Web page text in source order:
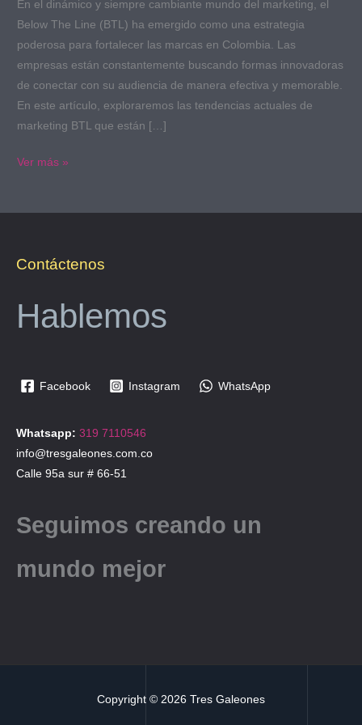
En el dinámico y siempre cambiante mundo del marketing, el
Below The Line (BTL) ha emergido como una estrategia
poderosa para fortalecer las marcas en Colombia. Las
empresas están constantemente buscando formas innovadoras
de conectar con su audiencia de manera efectiva y memorable.
En este artículo, exploraremos las tendencias actuales de
marketing BTL que están […]
Ver más »
Contáctenos
Hablemos
Facebook Instagram WhatsApp
Whatsapp: 319 7110546
info@tresgaleones.com.co
Calle 95a sur # 66-51
Seguimos creando un
mundo mejor
Copyright © 2026 Tres Galeones